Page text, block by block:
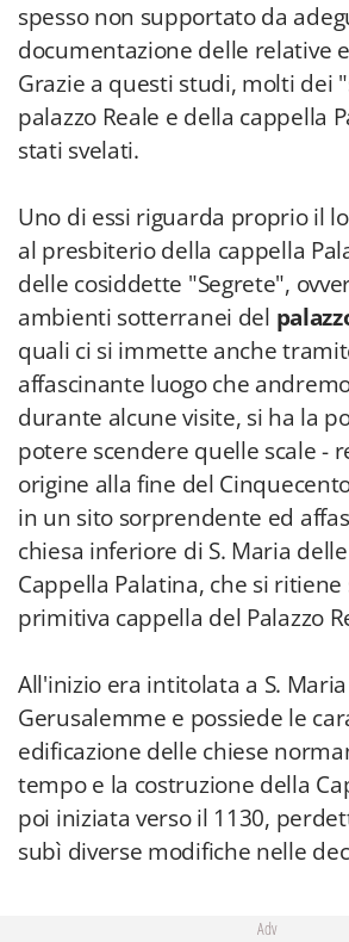
spesso non supportato da
documentazione delle relative
Grazie a questi studi, molti dei
palazzo Reale e della cappella
stati svelati.
Uno di essi riguarda proprio il
al presbiterio della cappella
delle cosiddette "Segrete",
ambienti sotterranei del
quali ci si immette anche
affascinante luogo che
durante alcune visite, si ha la
potere scendere quelle scale -
origine alla fine del
in un sito sorprendente ed
chiesa inferiore di S. Maria
Cappella Palatina, che si ritiene
primitiva cappella del Palazzo
All'inizio era intitolata a S.
Gerusalemme e possiede le
edificazione delle chiese
tempo e la costruzione della
poi iniziata verso il 1130,
subì diverse modifiche nelle
Adv